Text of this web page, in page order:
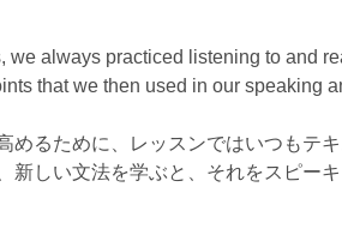
always practiced listening to and
that we then used in our speaking
るために、レッスンではいつもテ
新しい文法を学ぶと、それをスピー